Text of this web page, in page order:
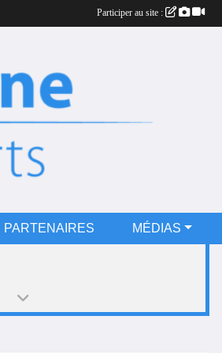
PARTENAIRES MÉDIAS
Participer au site :